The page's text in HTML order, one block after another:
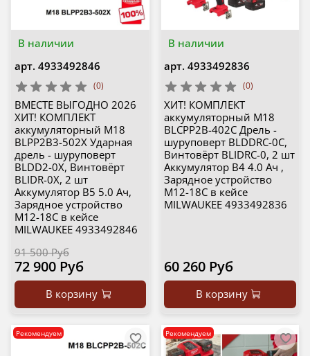
В наличии
арт. 4933492846
(0)
ВМЕСТЕ ВЫГОДНО 2026
ХИТ! КОМПЛЕКТ
аккумуляторный M18
BLPP2B3-502X Ударная
дрель - шуруповерт
BLDD2-0X, Винтовёрт
BLIDR-0X, 2 шт
Аккумулятор B5 5.0 Ач,
Зарядное устройство
M12-18C в кейсе
MILWAUKEE 4933492846
91 500 Руб
72 900 Руб
В корзину
В наличии
арт. 4933492836
(0)
ХИТ! КОМПЛЕКТ
аккумуляторный M18
BLCPP2B-402C Дрель -
шуруповерт BLDDRC-0C,
Винтовёрт BLIDRC-0, 2 шт
Аккумулятор B4 4.0 Ач ,
Зарядное устройство
M12-18C в кейсе
MILWAUKEE 4933492836
60 260 Руб
В корзину
Рекомендуем Рекомендуем